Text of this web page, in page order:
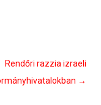
Rendőri razzia izraeli
→